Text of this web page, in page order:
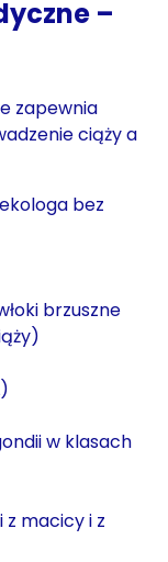
–
zapewnia
ciąży a
bez
brzuszne
w klasach
z macicy i z